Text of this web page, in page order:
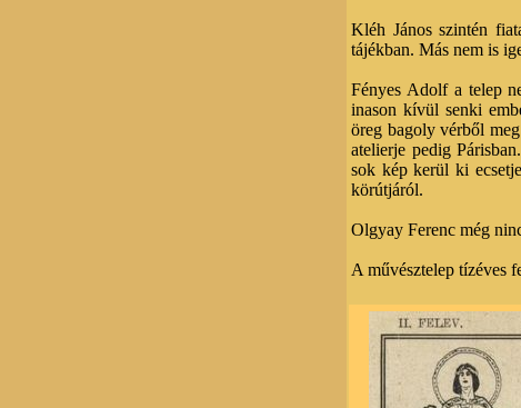
Kléh János szintén
tájékban. Más nem is
Fényes Adolf a telep
inason kívül senki
öreg bagoly vérből
atelierje pedig
sok kép kerül ki
körútjáról.
Olgyay Ferenc még
A művésztelep tízéves